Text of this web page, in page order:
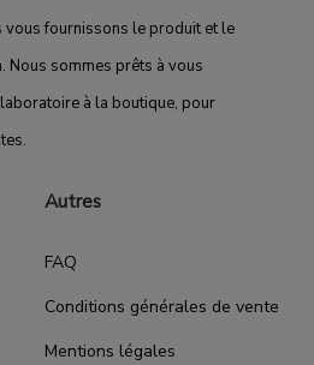
vous fournissons le produit et le
Nous sommes prêts à vous
à la boutique, pour
Autres
FAQ
Conditions générales de vente
Mentions légales